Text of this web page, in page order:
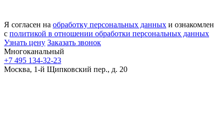
Я согласен на обработку персональных данных и ознакомлен
с политикой в отношении обработки персональных данных
Узнать цену Заказать звонок
Многоканальный
+7 495 134-32-23
Москва, 1-й Щипковский пер., д. 20